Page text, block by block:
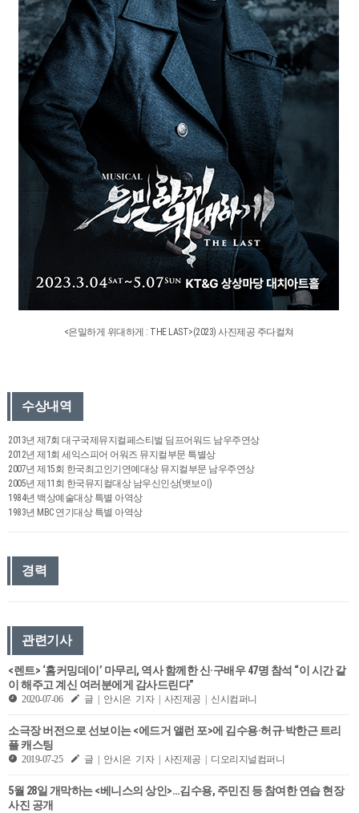
<은밀하게 위대하게 : THE LAST>(2023) 사진제공 주다컬쳐
수상내역
2013년 제7회 대구국제뮤지컬페스티벌 딤프어워드 남우주연상
2012년 제1회 세익스피어 어워즈 뮤지컬부문 특별상
2007년 제15회 한국최고인기연예대상 뮤지컬부문 남우주연상
2005년 제11회 한국뮤지컬대상 남우신인상(뱃보이)
1984년 백상예술대상 특별 아역상
1983년 MBC 연기대상 특별 아역상
경력
관련기사
<렌트> ‘홈커밍데이’ 마무리, 역사 함께한 신·구배우 47명 참석 “이 시간 같
이 해주고 계신 여러분에게 감사드린다”
2020-07-06 글 | 안시은 기자 | 사진제공 | 신시컴퍼니
소극장 버전으로 선보이는 <에드거 앨런 포>에 김수용·허규·박한근 트리
플 캐스팅
2019-07-25 글 | 안시은 기자 | 사진제공 | 디오리지널컴퍼니
5월 28일 개막하는 <베니스의 상인>…김수용, 주민진 등 참여한 연습 현장
사진 공개